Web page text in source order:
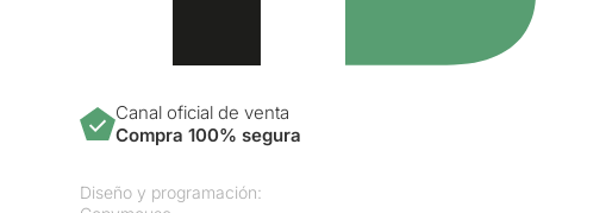
Canal oficial de venta
Compra 100% segura
Diseño y programación: